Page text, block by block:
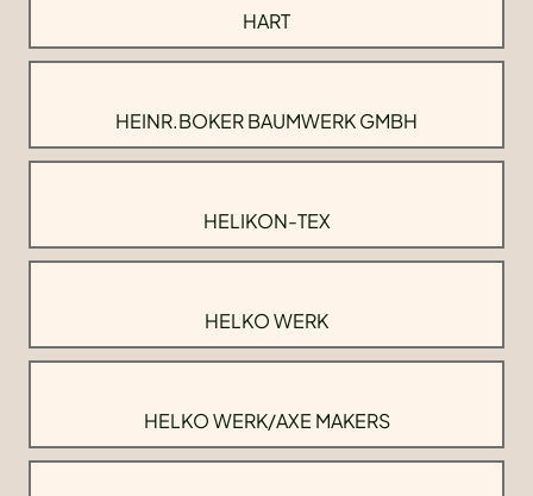
HART
HEINR.BOKER BAUMWERK GMBH
HELIKON-TEX
HELKO WERK
HELKO WERK/AXE MAKERS